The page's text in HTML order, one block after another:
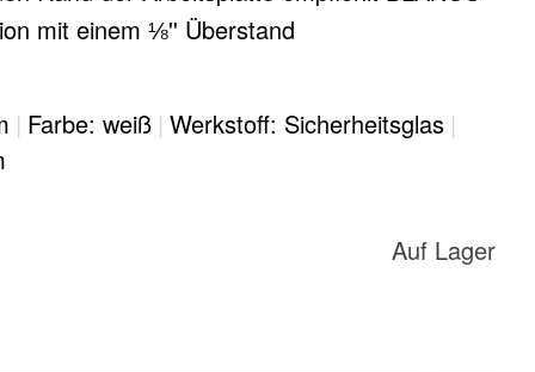
mit einem ⅛'' Überstand
| Farbe: weiß | Werkstoff: Sicherheitsglas |
Auf Lager